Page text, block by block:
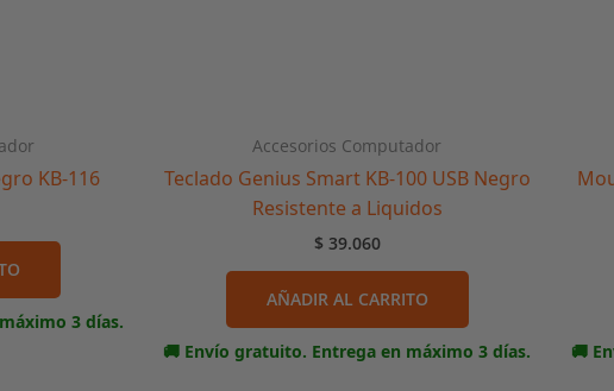
KB-116
3 días.
Accesorios Computador
Teclado Genius Smart KB-100 USB Negro
Resistente a Liquidos
$ 39.060
AÑADIR AL CARRITO
🚚 Envío gratuito. Entrega en máximo 3 días. 🚚